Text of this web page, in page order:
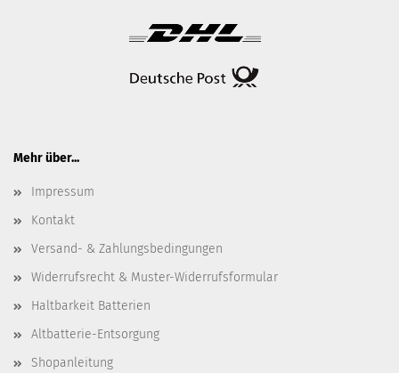
Mehr über...
Impressum
Kontakt
Versand- & Zahlungsbedingungen
Widerrufsrecht & Muster-Widerrufsformular
Haltbarkeit Batterien
Altbatterie-Entsorgung
Shopanleitung